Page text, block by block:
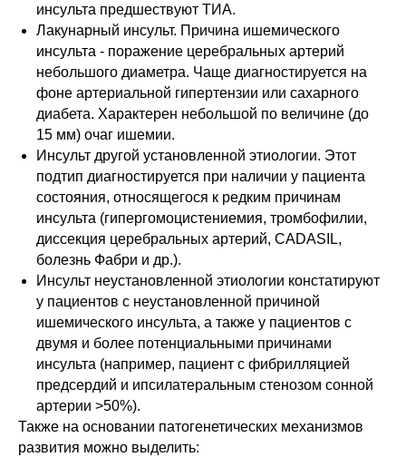
инсульта предшествуют ТИА.
Лакунарный инсульт. Причина ишемического
инсульта - поражение церебральных артерий
небольшого диаметра. Чаще диагностируется на
фоне артериальной гипертензии или сахарного
диабета. Характерен небольшой по величине (до
15 мм) очаг ишемии.
Инсульт другой установленной этиологии. Этот
подтип диагностируется при наличии у пациента
состояния, относящегося к редким причинам
инсульта (гипергомоцистениемия, тромбофилии,
диссекция церебральных артерий, CADASIL,
болезнь Фабри и др.).
Инсульт неустановленной этиологии констатируют
у пациентов с неустановленной причиной
ишемического инсульта, а также у пациентов с
двумя и более потенциальными причинами
инсульта (например, пациент с фибрилляцией
предсердий и ипсилатеральным стенозом сонной
артерии >50%).
Также на основании патогенетических механизмов
развития можно выделить: